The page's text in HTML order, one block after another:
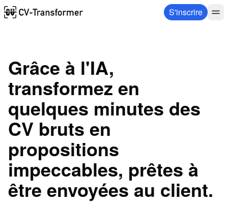
S'inscrire
Grâce à l'IA,
transformez en
quelques minutes des
CV bruts en
propositions
impeccables, prêtes à
être envoyées au client.